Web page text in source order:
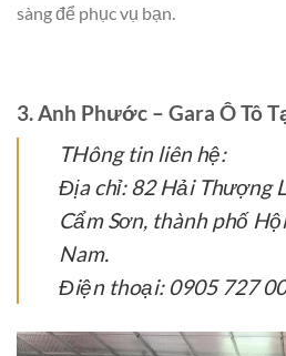
sàng để phục vụ bạn.
3. Anh Phước – Gara Ô Tô
THông tin liên hệ:
Địa chỉ: 82 Hải Thượng
Cẩm Sơn, thành phố
Nam.
Điện thoại: 0905 727